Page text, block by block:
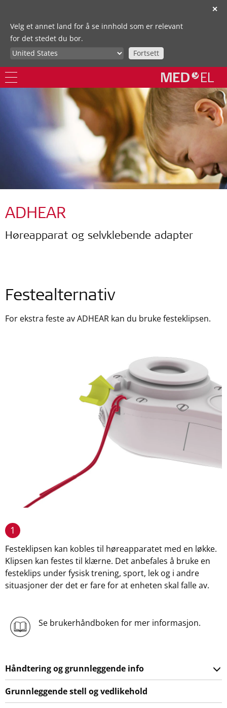
✕
Velg et annet land for å se innhold som er relevant
for det stedet du bor.
Fortsett
ADHEAR
Høreapparat og selvklebende adapter
Festealternativ
For ekstra feste av ADHEAR kan du bruke festeklipsen.
1
Festeklipsen kan kobles til høreapparatet med en løkke.
Klipsen kan festes til klærne. Det anbefales å bruke en
festeklips under fysisk trening, sport, lek og i andre
situasjoner der det er fare for at enheten skal falle av.
Se brukerhåndboken for mer informasjon.
Håndtering og grunnleggende info
Grunnleggende stell og vedlikehold